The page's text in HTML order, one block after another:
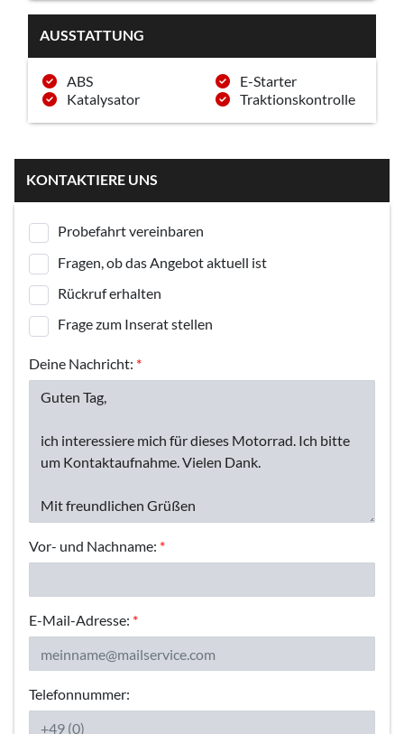
AUSSTATTUNG
ABS
E-Starter
Katalysator
Traktionskontrolle
KONTAKTIERE UNS
Probefahrt vereinbaren
Fragen, ob das Angebot aktuell ist
Rückruf erhalten
Frage zum Inserat stellen
Deine Nachricht: *
Vor- und Nachname: *
E-Mail-Adresse: *
Telefonnummer: